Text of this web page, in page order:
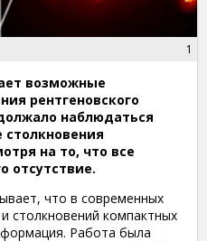
1
возможные
рентгеновского
наблюдаться
на то, что все
отсутствие.
что в современных
столкновений компактных
Работа была